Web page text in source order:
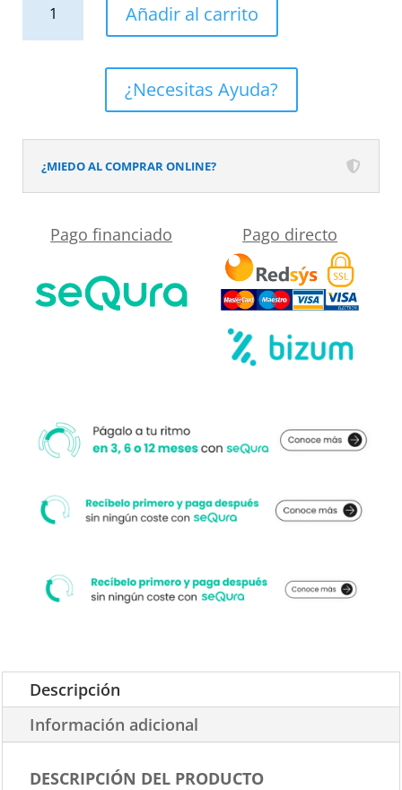
centrado
SOLID
SURFACE
Pardo
Añadir al carrito
¿Necesitas Ayuda?
¿MIEDO AL COMPRAR ONLINE?
Pago financiado Pago directo
Descripción
Información adicional
DESCRIPCIÓN DEL PRODUCTO